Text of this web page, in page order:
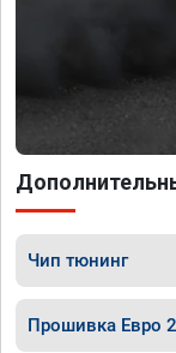
Чип тюнинг
Прошивка Евро 2